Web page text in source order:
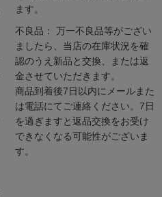
ます。
不良品： 万一不良品等がござい
ましたら、当店の在庫状況を確
認のうえ新品と交換、または返
金させていただきます。
商品到着後7日以内にメールまた
は電話にてご連絡ください。7日
を過ぎますと返品交換をお受け
できなくなる可能性がございま
す。